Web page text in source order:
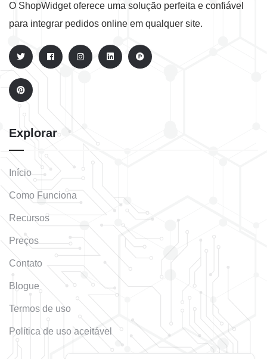
O ShopWidget oferece uma solução perfeita e confiável
para integrar pedidos online em qualquer site.
Explorar
Início
Como Funciona
Recursos
Preços
Contato
Blogue
Termos de uso
Política de uso aceitável